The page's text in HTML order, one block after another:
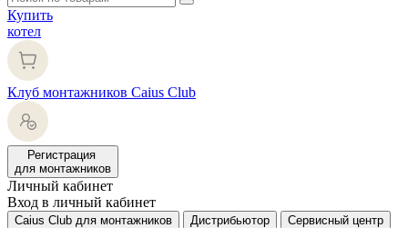
Купить
котел
Клуб монтажников Caius Club
Регистрация
для монтажников
Личный кабинет
Вход в личный кабинет
Caius Club для монтажников Дистрибьютор Сервисный центр